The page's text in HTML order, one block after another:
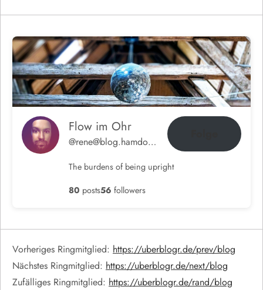
Flow im Ohr
@rene@blog.hamdorf.org
The burdens of being upright
80 posts56 followers
Vorheriges Ringmitglied: https://uberblogr.de/prev/blog
Nächstes Ringmitglied: https://uberblogr.de/next/blog
Zufälliges Ringmitglied: https://uberblogr.de/rand/blog